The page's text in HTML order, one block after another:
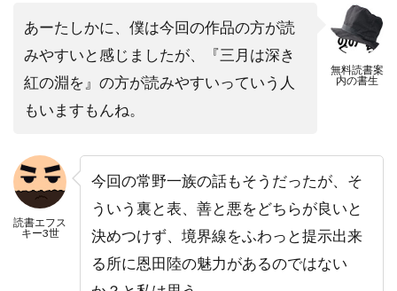
無料読書案
内の書生
あーたしかに、僕は今回の作品の方が読
みやすいと感じましたが、『三月は深き
紅の淵を』の方が読みやすいっていう人
もいますもんね。
読書エフス
キー3世
今回の常野一族の話もそうだったが、そ
ういう裏と表、善と悪をどちらが良いと
決めつけず、境界線をふわっと提示出来
る所に恩田陸の魅力があるのではない